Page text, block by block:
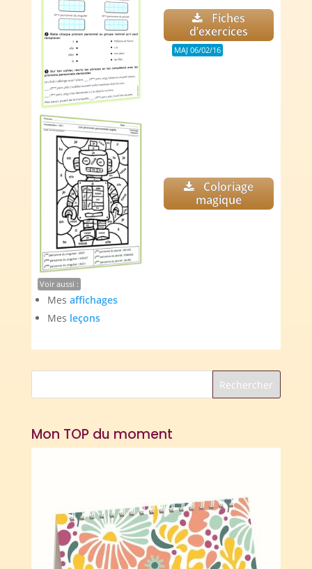
Fiches
d’exercices
MAJ 06/02/16
Coloriage
magique
Voir aussi :
Mes affichages
Mes leçons
Mon TOP du moment